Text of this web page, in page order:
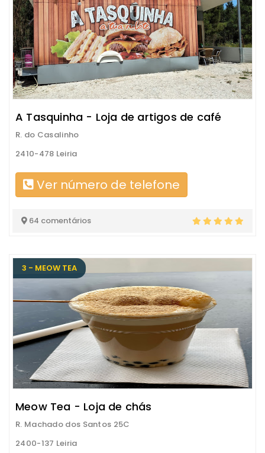
A Tasquinha - Loja de artigos de café
R. do Casalinho
2410-478 Leiria
Ver número de telefone
64 comentários
3 - MEOW TEA
Meow Tea - Loja de chás
R. Machado dos Santos 25C
2400-137 Leiria